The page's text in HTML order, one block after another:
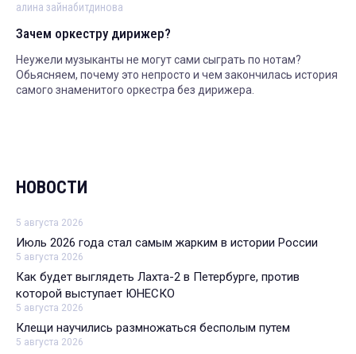
алина зайнабитдинова
Зачем оркестру дирижер?
Неужели музыканты не могут сами сыграть по нотам?
Обьясняем, почему это непросто и чем закончилась история
самого знаменитого оркестра без дирижера.
НОВОСТИ
5 августа 2026
Июль 2026 года стал самым жарким в истории России
5 августа 2026
Как будет выглядеть Лахта-2 в Петербурге, против
которой выступает ЮНЕСКО
5 августа 2026
Клещи научились размножаться бесполым путем
5 августа 2026